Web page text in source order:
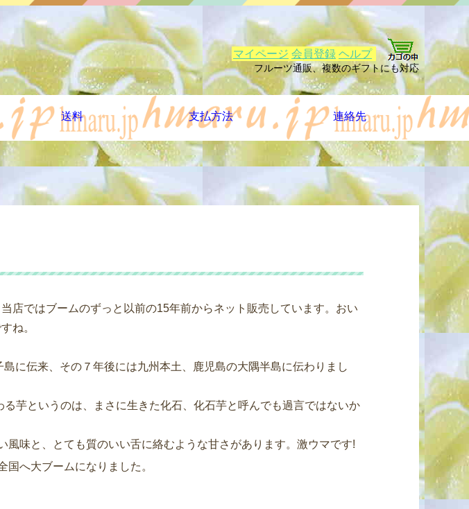
マイページ 会員登録 ヘルプ
フルーツ通販、複数のギフトにも対応
送料 支払方法 連絡先
店ではブームのずっと以前の15年前からネット販売しています。おい
ね。
に伝来、その７年後には九州本土、鹿児島の大隅半島に伝わりまし
芋というのは、まさに生きた化石、化石芋と呼んでも過言ではないか
味と、とても質のいい舌に絡むような甘さがあります。激ウマです!
へ大ブームになりました。